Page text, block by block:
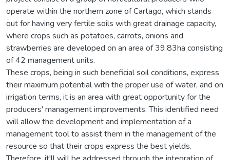
operate within the northern zone of Cartago, which stands
out for having very fertile soils with great drainage capacity,
where crops such as potatoes, carrots, onions and
strawberries are developed on an area of 39.83ha consisting
of 42 management units.
These crops, being in such beneficial soil conditions, express
their maximum potential with the proper use of water, and on
irrigation terms, it is an area with great opportunity for the
producers' management improvements. This identified need
will allow the development and implementation of a
management tool to assist them in the management of the
resource so that their crops express the best yields.